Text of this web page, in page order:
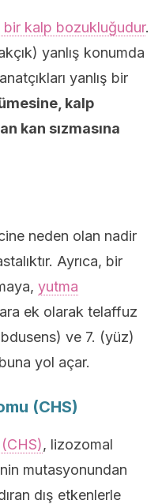
kalp bozukluğudur.
yanlış konumda
yanlış bir
kalp
kan sızmasına
neden olan nadir
Ayrıca, bir
yutma
ek olarak telaffuz
ve 7. (yüz)
yol açar.
(CHS)
, lizozomal
mutasyonundan
dış etkenlerle